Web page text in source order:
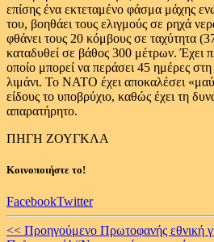
επίσης ένα εκτεταμένο φάσμα μάχης
του, βοηθάει τους ελιγμούς σε ρηχά
φθάνει τους 20 κόμβους σε ταχύτητα
καταδυθεί σε βάθος 300 μέτρων. Έχει
οποίο μπορεί να περάσει 45 ημέρες
λιμάνι. Το ΝΑΤΟ έχει αποκαλέσει
είδους το υποβρύχιο, καθώς έχει τη
απαρατήρητο.
ΠΗΓΗ ΖΟΥΓΚΛΑ
Κοινοποιήστε το!
FacebookTwitter
Continue
<< Προηγούμενο Πρωτοφανής εθνική